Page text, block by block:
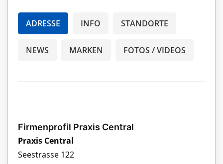
ADRESSE INFO STANDORTE
NEWS MARKEN FOTOS / VIDEOS
Firmenprofil Praxis Central
Praxis Central
Seestrasse 122